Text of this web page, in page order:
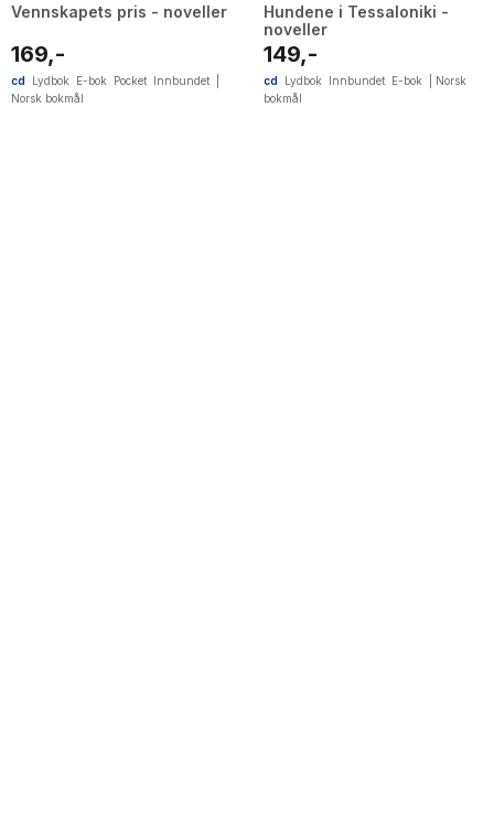
Vennskapets pris - noveller
169,-
cd Lydbok E-bok Pocket Innbundet
Norsk bokmål
Hundene i Tessaloniki -
noveller
149,-
cd Lydbok Innbundet E-bok
Norsk
bokmål